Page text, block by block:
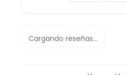
Cargando reseñas...